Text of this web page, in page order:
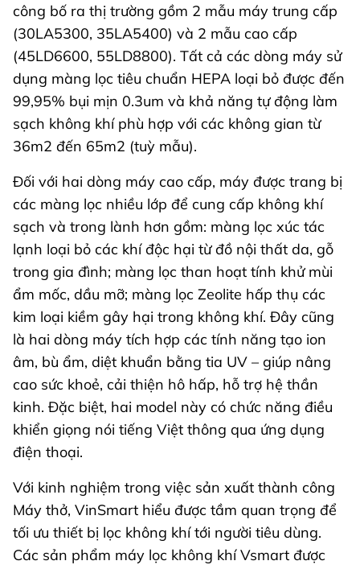
công bố ra thị trường gồm 2 mẫu máy trung cấp
(30LA5300, 35LA5400) và 2 mẫu cao cấp
(45LD6600, 55LD8800). Tất cả các dòng máy sử
dụng màng lọc tiêu chuẩn HEPA loại bỏ được đến
99,95% bụi mịn 0.3um và khả năng tự động làm
sạch không khí phù hợp với các không gian từ
36m2 đến 65m2 (tuỳ mẫu).
Đối với hai dòng máy cao cấp, máy được trang bị
các màng lọc nhiều lớp để cung cấp không khí
sạch và trong lành hơn gồm: màng lọc xúc tác
lạnh loại bỏ các khí độc hại từ đồ nội thất da, gỗ
trong gia đình; màng lọc than hoạt tính khử mùi
ẩm mốc, dầu mỡ; màng lọc Zeolite hấp thụ các
kim loại kiềm gây hại trong không khí. Đây cũng
là hai dòng máy tích hợp các tính năng tạo ion
âm, bù ẩm, diệt khuẩn bằng tia UV – giúp nâng
cao sức khoẻ, cải thiện hô hấp, hỗ trợ hệ thần
kinh. Đặc biệt, hai model này có chức năng điều
khiển giọng nói tiếng Việt thông qua ứng dụng
điện thoại.
Với kinh nghiệm trong việc sản xuất thành công
Máy thở, VinSmart hiểu được tầm quan trọng để
tối ưu thiết bị lọc không khí tới người tiêu dùng.
Các sản phẩm máy lọc không khí Vsmart được